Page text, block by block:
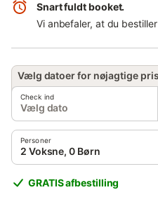
Snart fuldt booket.
Vi anbefaler, at du
Vælg datoer for nøjagtige
Check ind
Vælg dato
Personer
2 Voksne, 0 Børn
GRATIS afbestilling